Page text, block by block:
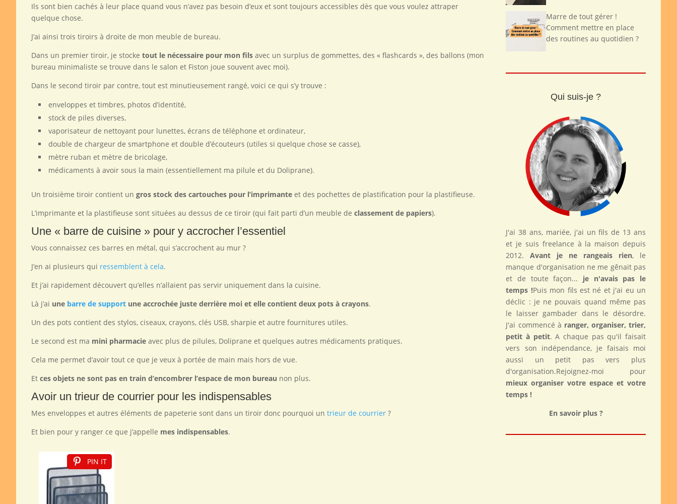
Ils sont bien cachés à leur place quand vous n’avez pas besoin d’eux et sont toujours accessibles dès que vous voulez attraper
quelque chose.
J’ai ainsi trois tiroirs à droite de mon meuble de bureau.
Dans un premier tiroir, je stocke tout le nécessaire pour mon fils avec un surplus de gommettes, des « flashcards », des ballons (mon
bureau minimaliste se trouve dans le salon et Fiston joue souvent avec moi).
Dans le second tiroir par contre, tout est minutieusement rangé, voici ce qui s’y trouve :
enveloppes et timbres, photos d’identité,
stock de piles diverses,
vaporisateur de nettoyant pour lunettes, écrans de téléphone et ordinateur,
double de chargeur de smartphone et double d’écouteurs (utiles si quelque chose se casse),
mètre ruban et mètre de bricolage,
médicaments à avoir sous la main (essentiellement ma pilule et du Doliprane).
Un troisième tiroir contient un gros stock des cartouches pour l’imprimante et des pochettes de plastification pour la plastifieuse.
L’imprimante et la plastifieuse sont situées au dessus de ce tiroir (qui fait parti d’un meuble de classement de papiers).
Une « barre de cuisine » pour y accrocher l’essentiel
Vous connaissez ces barres en métal, qui s’accrochent au mur ?
J’en ai plusieurs qui ressemblent à cela.
Et j’ai rapidement découvert qu’elles n’allaient pas servir uniquement dans la cuisine.
Là j’ai une barre de support une accrochée juste derrière moi et elle contient deux pots à crayons.
Un des pots contient des stylos, ciseaux, crayons, clés USB, sharpie et autre fournitures utiles.
Le second est ma mini pharmacie avec plus de pilules, Doliprane et quelques autres médicaments pratiques.
Cela me permet d’avoir tout ce que je veux à portée de main mais hors de vue.
Et ces objets ne sont pas en train d’encombrer l’espace de mon bureau non plus.
Avoir un trieur de courrier pour les indispensables
Mes enveloppes et autres éléments de papeterie sont dans un tiroir donc pourquoi un trieur de courrier ?
Et bien pour y ranger ce que j’appelle mes indispensables.
PIN IT
Marre de tout gérer !
Comment mettre en place
des routines au quotidien ?
Qui suis-je ?
J'ai 38 ans, mariée, j'ai un fils de 13 ans
et je suis freelance à la maison depuis
2012.Avant je ne rangeais rien, le
manque d'organisation ne me gênait pas
et de toute façon... je n'avais pas le
temps !Puis mon fils est né et j'ai eu un
déclic : je ne pouvais quand même pas
le laisser gambader dans le désordre.
J'ai commencé à ranger, organiser, trier,
petit à petit. A chaque pas qu'il faisait
vers son indépendance, je faisais moi
aussi un petit pas vers plus
d'organisation.Rejoignez-moi pour
mieux organiser votre espace et votre
temps !
En savoir plus ?